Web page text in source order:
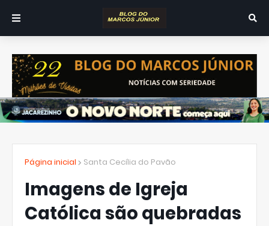
Página inicial Santa Cecília do Pavão
Imagens de Igreja
Católica são quebradas